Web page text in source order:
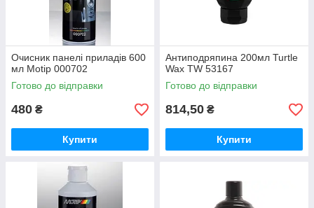
Очисник панелі приладів 600
мл Motip 000702
Готово до відправки
480 ₴
Купити
Антиподряпина 200мл Turtle
Wax TW 53167
Готово до відправки
814,50 ₴
Купити